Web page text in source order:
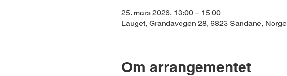
25. mars 2026, 13:00 – 15:00
Lauget, Grandavegen 28, 6823 Sandane, Norge
Om arrangementet